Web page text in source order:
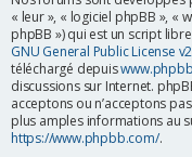
« leur », « logiciel phpBB », «
phpBB ») qui est un script
GNU General Public License v2
téléchargé depuis
discussions sur Internet.
acceptons ou n’acceptons
plus amples informations au
https://www.phpbb.com/.